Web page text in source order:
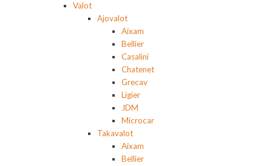
Valot
Ajovalot
Aixam
Bellier
Casalini
Chatenet
Grecav
Ligier
JDM
Microcar
Takavalot
Aixam
Bellier